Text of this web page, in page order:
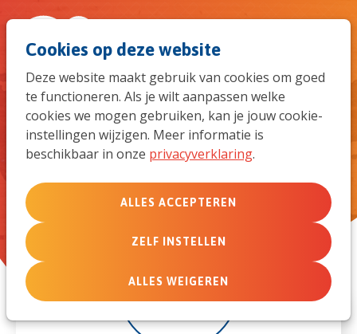
Cookies op deze website
Deze website maakt gebruik van cookies om goed
te functioneren. Als je wilt aanpassen welke
cookies we mogen gebruiken, kan je jouw cookie-
instellingen wijzigen. Meer informatie is
beschikbaar in onze privacyverklaring.
ALLES ACCEPTEREN
ZELF INSTELLEN
ALLES WEIGEREN
naar
de
Driedaagse Hostile
Environment Awareness
Training (HEAT)
7
sep